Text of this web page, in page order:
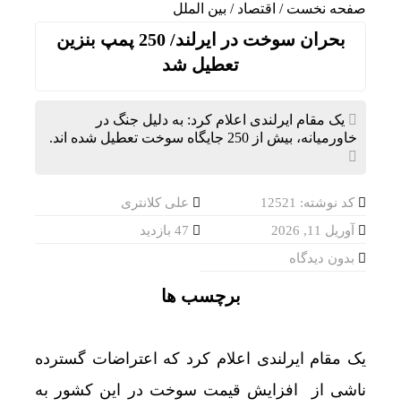
صفحه نخست / اقتصاد / بین الملل
بحران سوخت در ایرلند/ 250 پمپ بنزین
تعطیل شد
یک مقام ایرلندی اعلام کرد: به دلیل جنگ در
خاورمیانه، بیش از 250 جایگاه سوخت تعطیل شده اند.
کد نوشته: 12521
علی کلانتری
آوریل 11, 2026
بدون دیدگاه
برچسب ها
یک مقام ایرلندی اعلام کرد که اعتراضات گسترده
ناشی از افزایش قیمت سوخت در این کشور به